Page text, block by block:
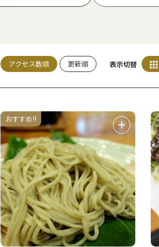
アクセス数順 更新順 表示切替
おすすめ!!